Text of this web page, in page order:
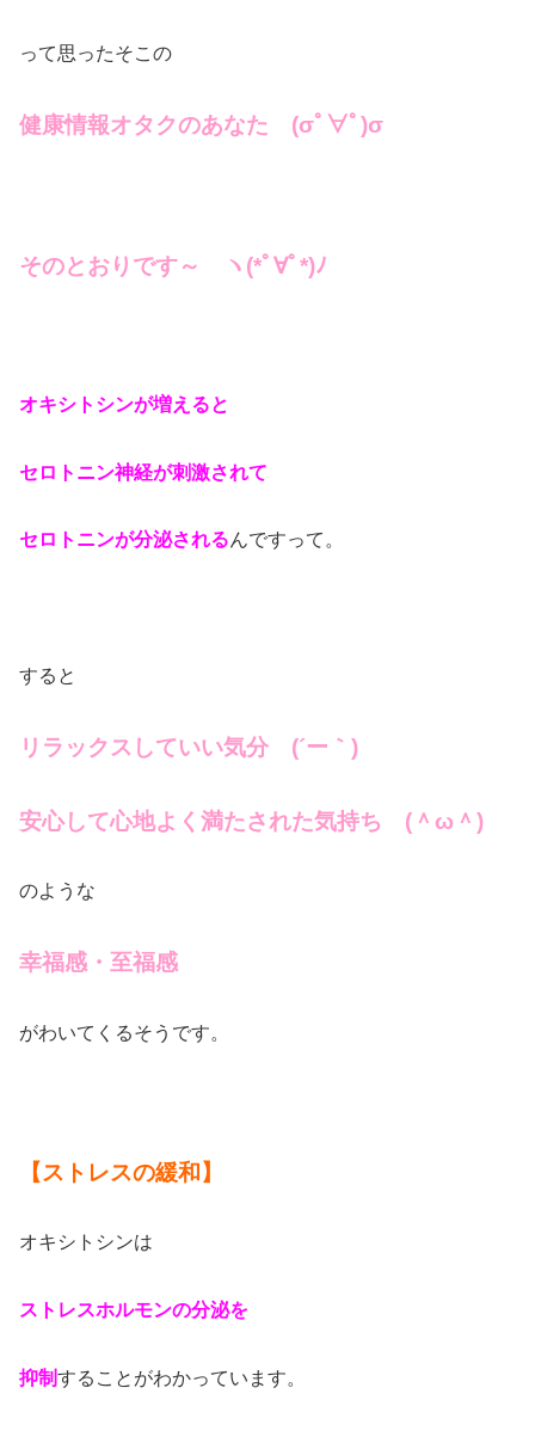
って思ったそこの
健康情報オタクのあなた (σﾟ∀ﾟ)σ
そのとおりです～ ヽ(*ﾟ∀ﾟ*)ﾉ
オキシトシンが増えると
セロトニン神経が刺激されて
セロトニンが分泌されるんですって。
すると
リラックスしていい気分 (´ー｀)
安心して心地よく満たされた気持ち (＾ω＾)
のような
幸福感・至福感
がわいてくるそうです。
【ストレスの緩和】
オキシトシンは
ストレスホルモンの分泌を
抑制することがわかっています。